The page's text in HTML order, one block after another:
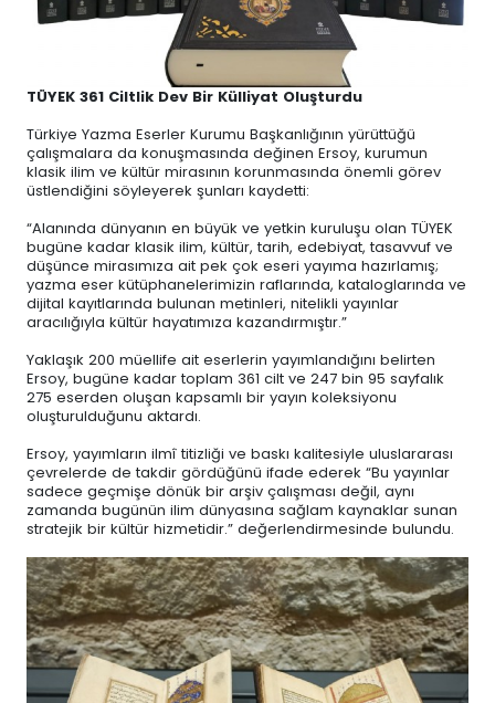
TÜYEK 361 Ciltlik Dev Bir Külliyat Oluşturdu
Türkiye Yazma Eserler Kurumu Başkanlığının yürüttüğü
çalışmalara da konuşmasında değinen Ersoy, kurumun
klasik ilim ve kültür mirasının korunmasında önemli görev
üstlendiğini söyleyerek şunları kaydetti:
“Alanında dünyanın en büyük ve yetkin kuruluşu olan TÜYEK
bugüne kadar klasik ilim, kültür, tarih, edebiyat, tasavvuf ve
düşünce mirasımıza ait pek çok eseri yayıma hazırlamış;
yazma eser kütüphanelerimizin raflarında, kataloglarında ve
dijital kayıtlarında bulunan metinleri, nitelikli yayınlar
aracılığıyla kültür hayatımıza kazandırmıştır.”
Yaklaşık 200 müellife ait eserlerin yayımlandığını belirten
Ersoy, bugüne kadar toplam 361 cilt ve 247 bin 95 sayfalık
275 eserden oluşan kapsamlı bir yayın koleksiyonu
oluşturulduğunu aktardı.
Ersoy, yayımların ilmî titizliği ve baskı kalitesiyle uluslararası
çevrelerde de takdir gördüğünü ifade ederek “Bu yayınlar
sadece geçmişe dönük bir arşiv çalışması değil, aynı
zamanda bugünün ilim dünyasına sağlam kaynaklar sunan
stratejik bir kültür hizmetidir.” değerlendirmesinde bulundu.